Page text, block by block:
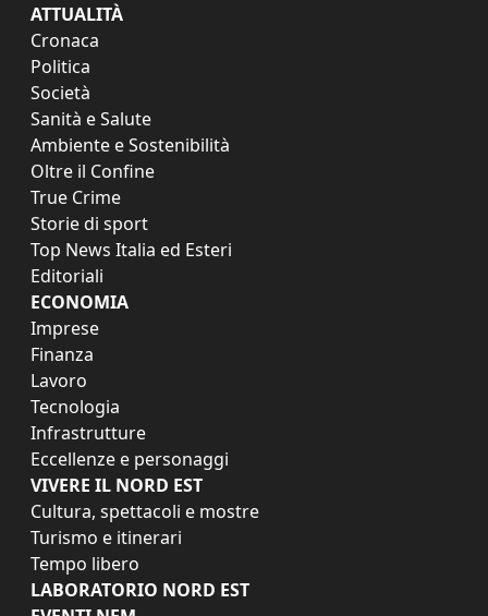
ATTUALITÀ
Cronaca
Politica
Società
Sanità e Salute
Ambiente e Sostenibilità
Oltre il Confine
True Crime
Storie di sport
Top News Italia ed Esteri
Editoriali
ECONOMIA
Imprese
Finanza
Lavoro
Tecnologia
Infrastrutture
Eccellenze e personaggi
VIVERE IL NORD EST
Cultura, spettacoli e mostre
Turismo e itinerari
Tempo libero
LABORATORIO NORD EST